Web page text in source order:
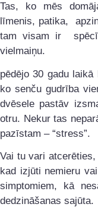
Tas, ko mēs
līmenis, patika,
tam visam ir
vielmaiņu.
pēdējo 30 gadu
ko senču gudrība
dvēsele pastāv
otru. Nekur tas
pazīstam – “stress”.
Vai tu vari
kad izjūti nemieru
simptomiem, kā
dedzināšanas sajūta.